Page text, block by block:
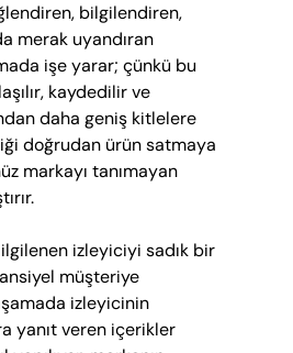
bilgilendiren,
merak uyandıran
işe yarar; çünkü bu
kaydedilir ve
daha geniş kitlelere
doğrudan ürün satmaya
markayı tanımayan
ilgilenen izleyiciyi sadık bir
müşteriye
izleyicinin
yanıt veren içerikler